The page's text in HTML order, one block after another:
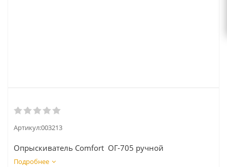
Артикул:003213
Опрыскиватель Comfort ОГ-705 ручной
Подробнее